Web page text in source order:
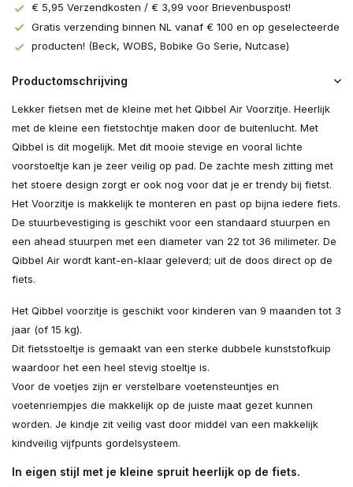
€ 5,95 Verzendkosten / € 3,99 voor Brievenbuspost!
Gratis verzending binnen NL vanaf € 100 en op geselecteerde
producten! (Beck, WOBS, Bobike Go Serie, Nutcase)
Productomschrijving
Lekker fietsen met de kleine met het Qibbel Air Voorzitje. Heerlijk
met de kleine een fietstochtje maken door de buitenlucht. Met
Qibbel is dit mogelijk. Met dit mooie stevige en vooral lichte
voorstoeltje kan je zeer veilig op pad. De zachte mesh zitting met
het stoere design zorgt er ook nog voor dat je er trendy bij fietst.
Het Voorzitje is makkelijk te monteren en past op bijna iedere fiets.
De stuurbevestiging is geschikt voor een standaard stuurpen en
een ahead stuurpen met een diameter van 22 tot 36 milimeter. De
Qibbel Air wordt kant-en-klaar geleverd; uit de doos direct op de
fiets.
Het Qibbel voorzitje is geschikt voor kinderen van 9 maanden tot 3
jaar (of 15 kg).
Dit fietsstoeltje is gemaakt van een sterke dubbele kunststofkuip
waardoor het een heel stevig stoeltje is.
Voor de voetjes zijn er verstelbare voetensteuntjes en
voetenriempjes die makkelijk op de juiste maat gezet kunnen
worden. Je kindje zit veilig vast door middel van een makkelijk
kindveilig vijfpunts gordelsysteem.
In eigen stijl met je kleine spruit heerlijk op de fiets.